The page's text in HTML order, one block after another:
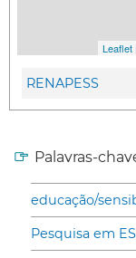
Leaflet
RENAPESS
Palavras-
educação/
Pesquisa em